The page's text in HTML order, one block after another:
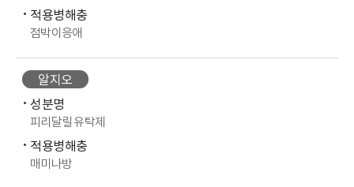
적용병해충
점박이응애
알지오
성분명
피리달릴 유탁제
적용병해충
매미나방